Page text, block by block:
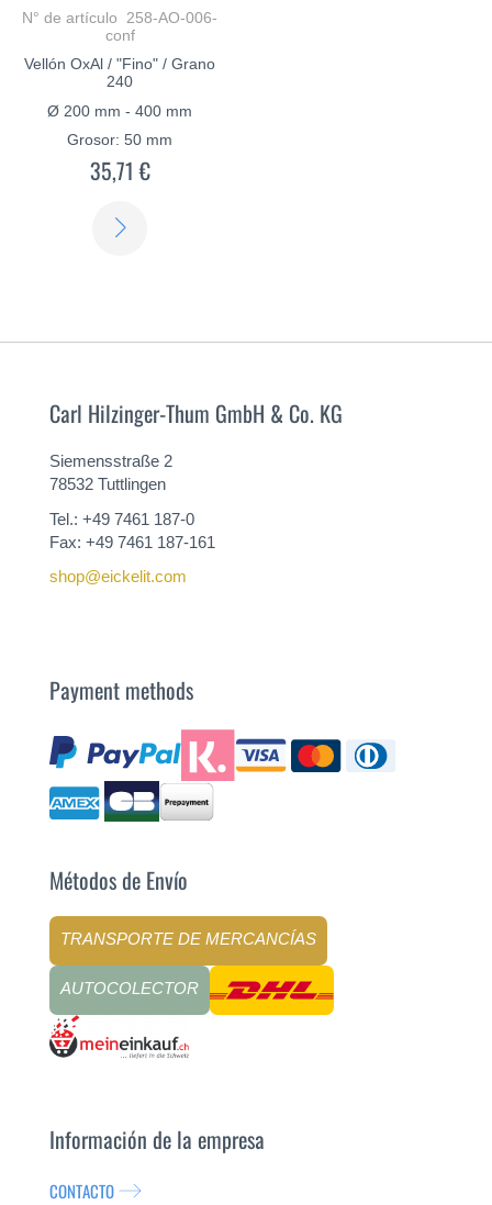
N° de artículo 258-AO-006-
conf
Vellón OxAl / "Fino" / Grano
240
Ø 200 mm - 400 mm
Grosor: 50 mm
35,71 €
Carl Hilzinger-Thum GmbH & Co. KG
Siemensstraße 2
78532 Tuttlingen
Tel.: +49 7461 187-0
Fax: +49 7461 187-161
shop@eickelit.com
Payment methods
Métodos de Envío
TRANSPORTE DE MERCANCÍAS
AUTOCOLECTOR
Información de la empresa
CONTACTO